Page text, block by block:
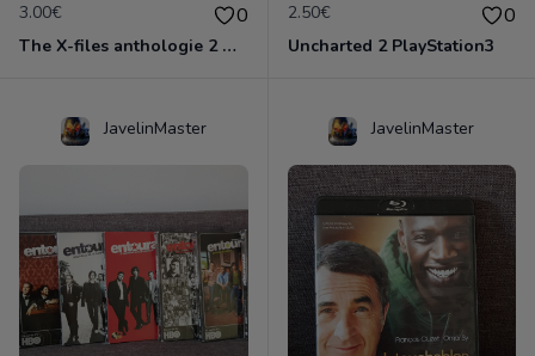
3.00€ 0
The X-files anthologie 2 DVD
2.50€ 0
Uncharted 2 PlayStation3
JavelinMaster JavelinMaster